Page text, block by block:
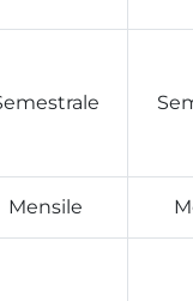
Mensile